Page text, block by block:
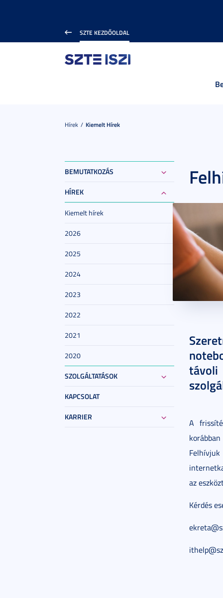
SZTE KEZDŐOLDAL
Hírek Kiemelt Hírek
BEMUTATKOZÁS
HÍREK
Kiemelt hírek
2026
2025
2024
2023
2022
2021
2020
SZOLGÁLTATÁSOK
KAPCSOLAT
KARRIER
távoli
A
az
Kérdés